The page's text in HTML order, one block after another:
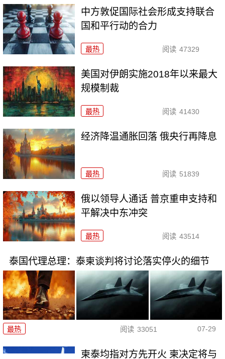
中方敦促国际社会形成支持联合
国和平行动的合力
最热 阅读 47329
美国对伊朗实施2018年以来最大
规模制裁
最热 阅读 41430
经济降温通胀回落 俄央行再降息
最热 阅读 51839
俄以领导人通话 普京重申支持和
平解决中东冲突
最热 阅读 43514
泰国代理总理：泰柬谈判将讨论落实停火的细节
最热 阅读 33051 07-29
柬泰均指对方先开火 柬决定将与